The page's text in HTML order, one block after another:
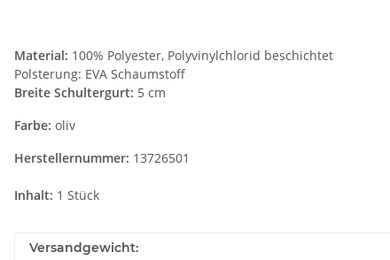
Material: 100% Polyester, Polyvinylchlorid beschichtet
Polsterung: EVA Schaumstoff
Breite Schultergurt: 5 cm
Farbe: oliv
Herstellernummer: 13726501
Inhalt: 1 Stück
Versandgewicht: